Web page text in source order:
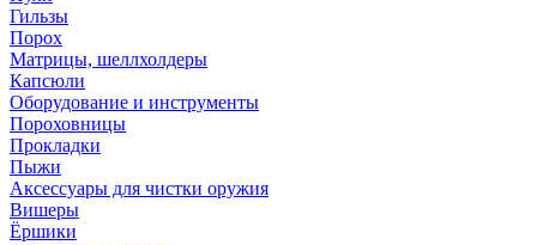
Гильзы
Порох
Матрицы, шеллхолдеры
Капсюли
Оборудование и инструменты
Пороховницы
Прокладки
Пыжи
Аксессуары для чистки оружия
Вишеры
Ёршики